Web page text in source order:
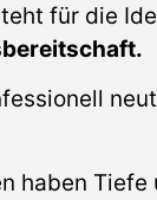
für die
haben